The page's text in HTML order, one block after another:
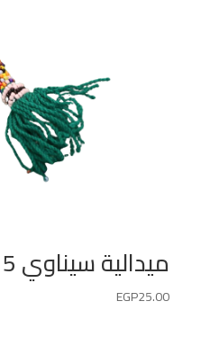
ميدالية سيناوي 15 سم
EGP25.00